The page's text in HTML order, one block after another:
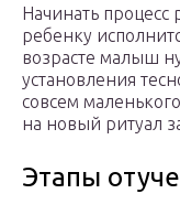
Начинать процесс
ребенку
возрасте малыш
установления
совсем
на новый ритуал
Этапы